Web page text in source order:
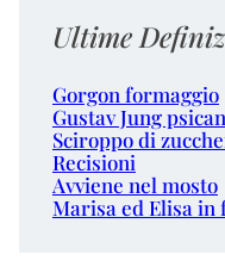
Ultime
Gorgon formaggio
Gustav Jung
Sciroppo di
Recisioni
Avviene nel mosto
Marisa ed Elisa in